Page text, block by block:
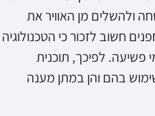
ולהשלים מן האוויר את
חשוב לזכור כי הטכנולוגיה
פשיעה. לפיכך, תוכנית
בהם והן במתן מענה